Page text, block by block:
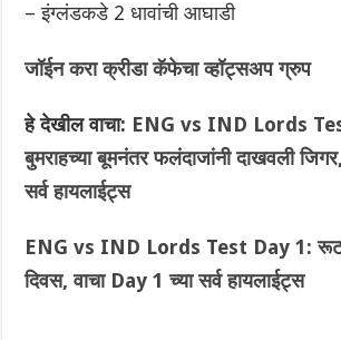
– इंग्लंडकडे 2 धावांची आघाडी
जॉईन करा क्रीडा कॅफेचा व्हॉट्सअप ग्रुप
हे देखील वाचा: ENG vs IND Lords
बुमराहच्या बूमनंतर फलंदाजांनी दाखवली
सर्व हायलाईट्स
ENG vs IND Lords Test Day 1: रूटने
दिवस, वाचा Day 1 च्या सर्व हायलाईट्स